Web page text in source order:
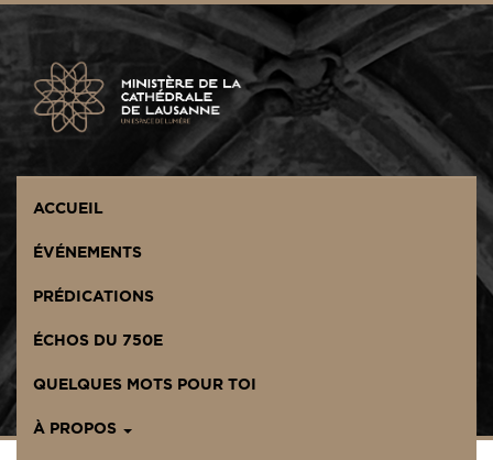
ACCUEIL
ÉVÉNEMENTS
PRÉDICATIONS
ÉCHOS DU 750E
QUELQUES MOTS POUR TOI
À PROPOS
Panneau de gestion des cookies